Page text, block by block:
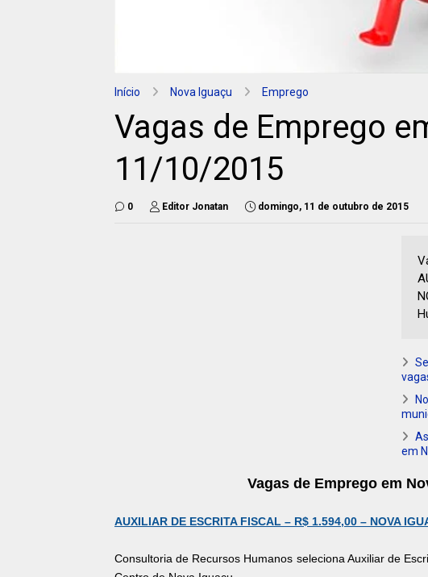
Início Nova Iguaçu Emprego
Vagas de Emprego
11/10/2015
0 Editor Jonatan domingo, 11 de outubro de 2015
em
Vagas de Emprego em
AUXILIAR DE ESCRITA FISCAL – R$ 1.594,00 – NOVA
Consultoria de Recursos Humanos seleciona Auxiliar de